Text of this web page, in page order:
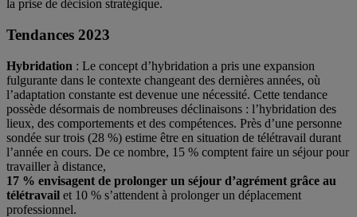
la prise de décision stratégique.
Tendances 2023
Hybridation : Le concept d’hybridation a pris une expansion
fulgurante dans le contexte changeant des dernières années, où
l’adaptation constante est devenue une nécessité. Cette tendance
possède désormais de nombreuses déclinaisons : l’hybridation des
lieux, des comportements et des compétences. Près d’une personne
sondée sur trois (28 %) estime être en situation de télétravail durant
l’année en cours. De ce nombre, 15 % comptent faire un séjour pour
travailler à distance,
17 % envisagent de prolonger un séjour d’agrément grâce au
télétravail et 10 % s’attendent à prolonger un déplacement
professionnel.